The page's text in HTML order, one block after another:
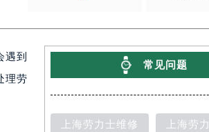
遇到
理劳
常见问题
上海劳力士维修 上海劳